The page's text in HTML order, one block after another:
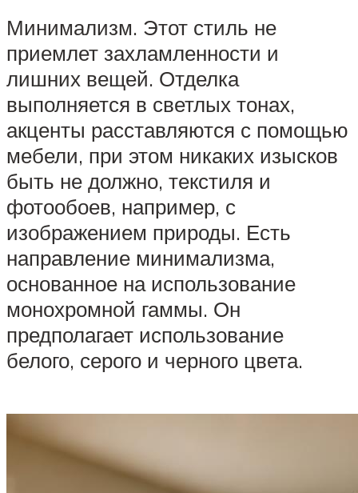
Минимализм. Этот стиль не
приемлет захламленности и
лишних вещей. Отделка
выполняется в светлых тонах,
акценты расставляются с помощью
мебели, при этом никаких изысков
быть не должно, текстиля и
фотообоев, например, с
изображением природы. Есть
направление минимализма,
основанное на использование
монохромной гаммы. Он
предполагает использование
белого, серого и черного цвета.